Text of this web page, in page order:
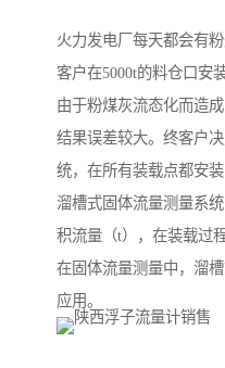
火力发电厂每天都会有
客户在5000t的料仓口安
由于粉煤灰流态化而造
结果误差较大。终客户
统，在所有装载点都安装
溜槽式固体流量测量系
积流量（t），在装载过
在固体流量测量中，溜
应用。